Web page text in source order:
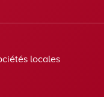
locales